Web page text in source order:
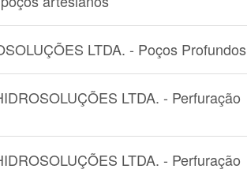
LTDA. - Poços Profundos
LTDA. - Perfuração
LTDA. - Perfuração